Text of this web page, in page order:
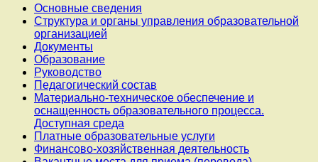
Основные сведения
Структура и органы управления образовательной
организацией
Документы
Образование
Руководство
Педагогический состав
Материально-техническое обеспечение и
оснащенность образовательного процесса.
Доступная среда
Платные образовательные услуги
Финансово-хозяйственная деятельность